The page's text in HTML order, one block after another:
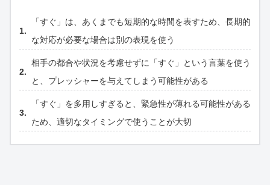
「すぐ」は、あくまでも短期的な時間を表すため、長期的
な対応が必要な場合は別の表現を使う
相手の都合や状況を考慮せずに「すぐ」という言葉を使う
と、プレッシャーを与えてしまう可能性がある
「すぐ」を多用しすぎると、緊急性が薄れる可能性がある
ため、適切なタイミングで使うことが大切